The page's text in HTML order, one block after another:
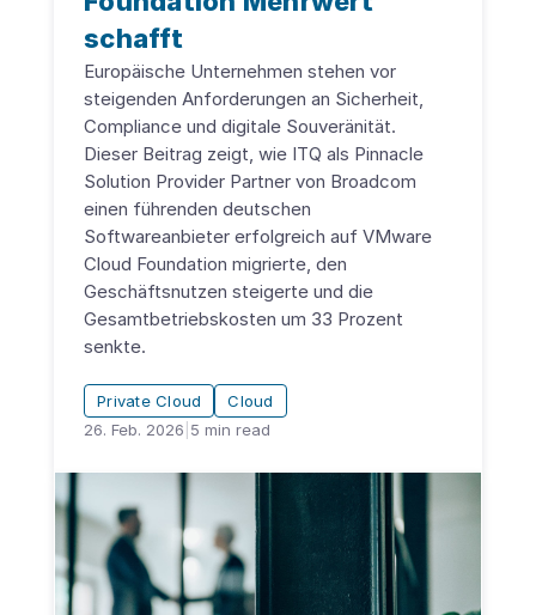
schafft
Europäische Unternehmen stehen vor
steigenden Anforderungen an Sicherheit,
Compliance und digitale Souveränität.
Dieser Beitrag zeigt, wie ITQ als Pinnacle
Solution Provider Partner von Broadcom
einen führenden deutschen
Softwareanbieter erfolgreich auf VMware
Cloud Foundation migrierte, den
Geschäftsnutzen steigerte und die
Gesamtbetriebskosten um 33 Prozent
senkte.
Private Cloud
Cloud
26. Feb. 2026 5 min read